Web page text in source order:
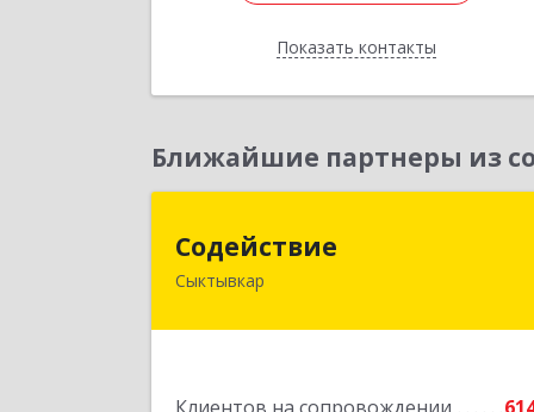
Показать контакты
Назад
Ближайшие партнеры из
Содействие
Сыктывкар167004, Коми Респ, Сыктывкар г,